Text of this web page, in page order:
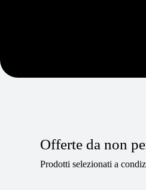
Offerte da non
Prodotti selezionati a